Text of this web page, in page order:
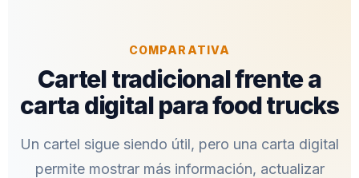
COMPARATIVA
Cartel tradicional frente a
carta digital para food trucks
Un cartel sigue siendo útil, pero una carta digital
permite mostrar más información, actualizar